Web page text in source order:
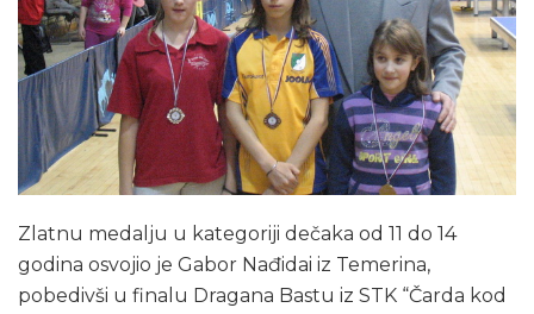
Zlatnu medalju u kategoriji dečaka od 11 do 14
godina osvojio je Gabor Nađidai iz Temerina,
pobedivši u finalu Dragana Bastu iz STK “Čarda kod